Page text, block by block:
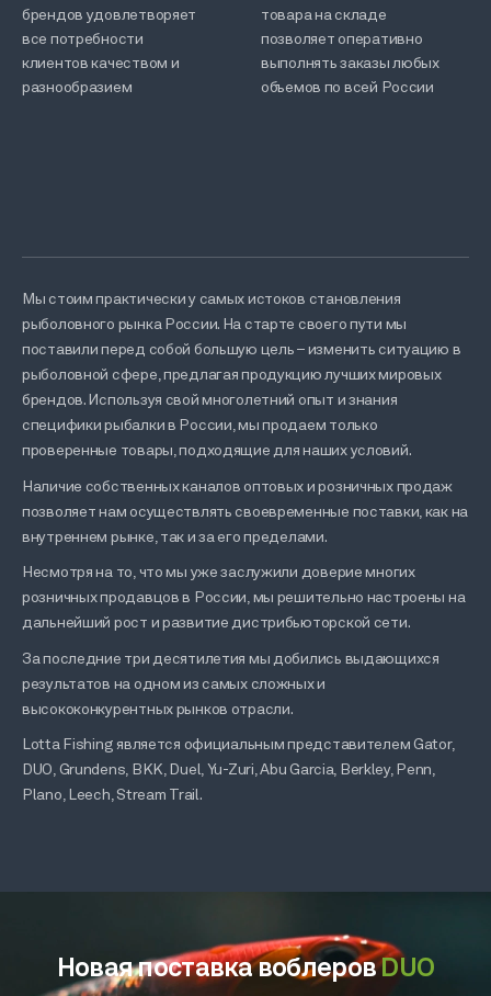
брендов удовлетворяет
все потребности
клиентов качеством и
разнообразием
товара на складе
позволяет оперативно
выполнять заказы любых
объемов по всей России
Мы стоим практически у самых истоков становления
рыболовного рынка России. На старте своего пути мы
поставили перед собой большую цель – изменить ситуацию в
рыболовной сфере, предлагая продукцию лучших мировых
брендов. Используя свой многолетний опыт и знания
специфики рыбалки в России, мы продаем только
проверенные товары, подходящие для наших условий.
Наличие собственных каналов оптовых и розничных продаж
позволяет нам осуществлять своевременные поставки, как на
внутреннем рынке, так и за его пределами.
Несмотря на то, что мы уже заслужили доверие многих
розничных продавцов в России, мы решительно настроены на
дальнейший рост и развитие дистрибьюторской сети.
За последние три десятилетия мы добились выдающихся
результатов на одном из самых сложных и
высококонкурентных рынков отрасли.
Lotta Fishing является официальным представителем Gator,
DUO, Grundens, BKK, Duel, Yu-Zuri, Abu Garcia, Berkley, Penn,
Plano, Leech, Stream Trail.
Новая поставка воблеровDUO